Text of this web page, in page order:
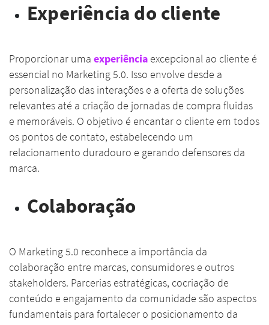
Experiência do cliente
Proporcionar uma experiência excepcional ao cliente é
essencial no Marketing 5.0. Isso envolve desde a
personalização das interações e a oferta de soluções
relevantes até a criação de jornadas de compra fluidas
e memoráveis. O objetivo é encantar o cliente em todos
os pontos de contato, estabelecendo um
relacionamento duradouro e gerando defensores da
marca.
Colaboração
O Marketing 5.0 reconhece a importância da
colaboração entre marcas, consumidores e outros
stakeholders. Parcerias estratégicas, cocriação de
conteúdo e engajamento da comunidade são aspectos
fundamentais para fortalecer o posicionamento da